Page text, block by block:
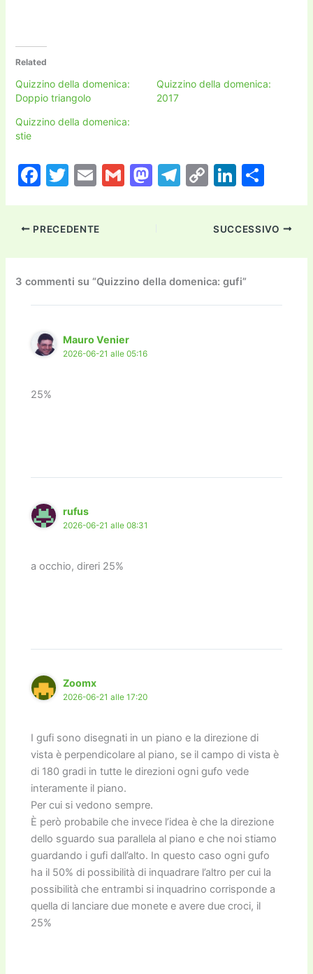
Related
Quizzino della domenica:
Doppio triangolo
Quizzino della domenica:
2017
Quizzino della domenica:
stie
F
c
e
b
o
o
k
T
itt
er
E
ai
l
G
M
d
o
n
T
a
m
C
p
y
Li
n
k
Li
k
e
dI
n
n
di
vi
PRECEDENTE SUCCESSIVO
3 commenti su “Quizzino della domenica: gufi”
Mauro Venier
2026-06-21 alle 05:16
25%
rufus
2026-06-21 alle 08:31
a occhio, direri 25%
Zoomx
2026-06-21 alle 17:20
I gufi sono disegnati in un piano e la direzione di
vista è perpendicolare al piano, se il campo di vista è
di 180 gradi in tutte le direzioni ogni gufo vede
interamente il piano.
Per cui si vedono sempre.
È però probabile che invece l’idea è che la direzione
dello sguardo sua parallela al piano e che noi stiamo
guardando i gufi dall’alto. In questo caso ogni gufo
ha il 50% di possibilità di inquadrare l’altro per cui la
possibilità che entrambi si inquadrino corrisponde a
quella di lanciare due monete e avere due croci, il
25%